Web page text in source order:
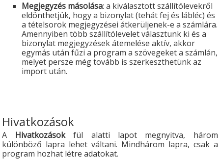
Megjegyzés másolása: a kiválasztott szállítólevekről
eldönthetjük, hogy a bizonylat (tehát fej és lábléc) és
a tételsorok megjegyzései átkerüljenek-e a számlára.
Amennyiben több szállítólevelet választunk ki és a
bizonylat megjegyzések átemelése aktív, akkor
egymás után fűzi a program a szövegeket a számlán,
melyet persze még tovább is szerkeszthetünk az
import után.
Hivatkozások
A Hivatkozásokfül alatti lapot megnyitva, három
különböző lapra lehet váltani. Mindhárom lapra, csak a
program hozhat létre adatokat.